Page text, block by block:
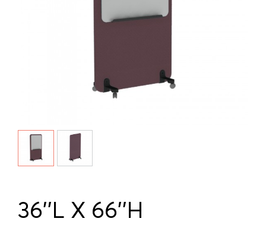
36''L X 66''H